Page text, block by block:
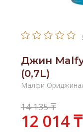
Джин Malfy
(0,7L)
Малфи
14 135₸
12 014 ₸